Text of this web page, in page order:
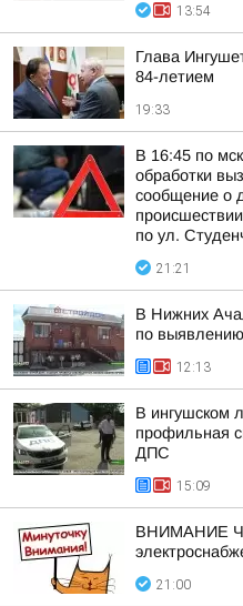
13:54
Глава
84-летием
19:33
В 16:45 по
обработки
сообщение о
по ул.
21:21
В Нижних
по
12:13
В ингушском
профильная
ДПС
15:09
ВНИМАНИЕ
21:00